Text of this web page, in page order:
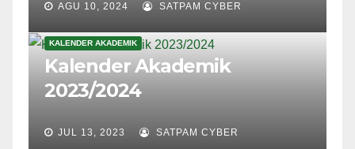
AGU 10, 2024 SATPAM CYBER
KALENDER AKADEMIK
Kalender Akademik
2023/2024
JUL 13, 2023 SATPAM CYBER